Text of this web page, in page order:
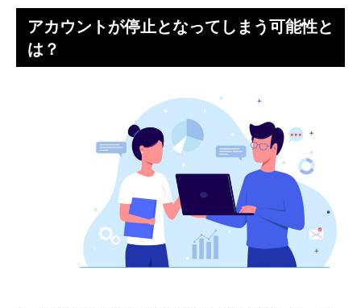
アカウントが停止となってしまう可能性と
は？